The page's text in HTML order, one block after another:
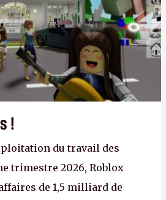
!
du travail des
trimestre 2026, Roblox
de 1,5 milliard de